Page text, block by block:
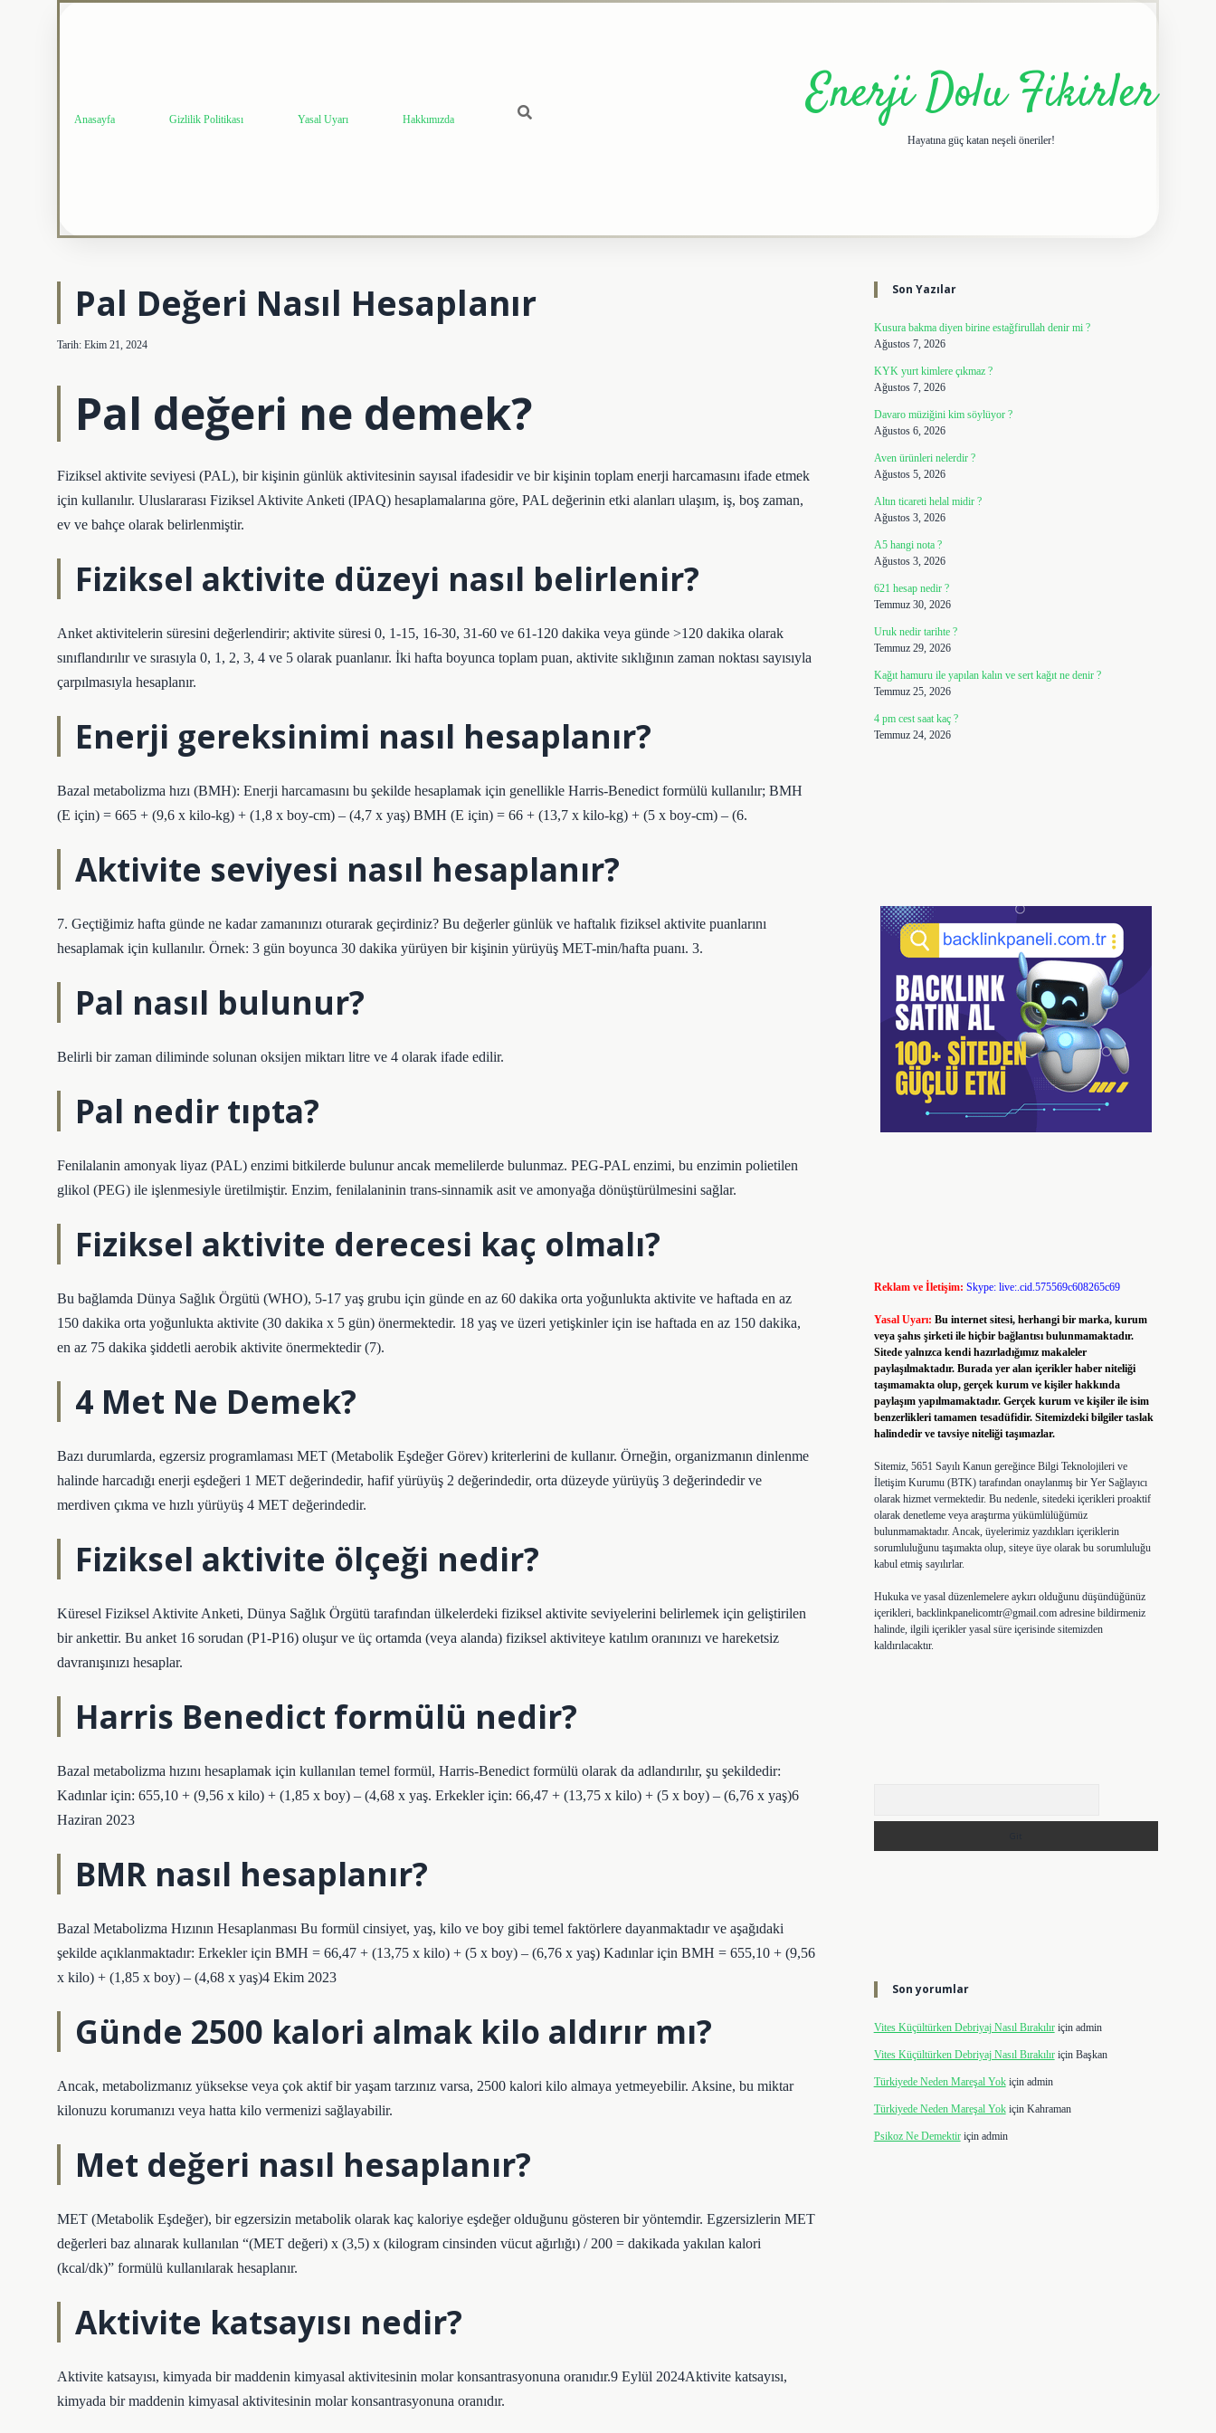
Anasayfa Gizlilik Politikası Yasal Uyarı Hakkımızda Enerji Dolu Fikirler
Hayatına güç katan neşeli öneriler!
Pal Değeri Nasıl Hesaplanır
Tarih: Ekim 21, 2024
Pal değeri ne demek?
Fiziksel aktivite seviyesi (PAL), bir kişinin günlük aktivitesinin sayısal ifadesidir ve bir kişinin toplam enerji harcamasını ifade etmek
için kullanılır. Uluslararası Fiziksel Aktivite Anketi (IPAQ) hesaplamalarına göre, PAL değerinin etki alanları ulaşım, iş, boş zaman,
ev ve bahçe olarak belirlenmiştir.
Fiziksel aktivite düzeyi nasıl belirlenir?
Anket aktivitelerin süresini değerlendirir; aktivite süresi 0, 1-15, 16-30, 31-60 ve 61-120 dakika veya günde >120 dakika olarak
sınıflandırılır ve sırasıyla 0, 1, 2, 3, 4 ve 5 olarak puanlanır. İki hafta boyunca toplam puan, aktivite sıklığının zaman noktası sayısıyla
çarpılmasıyla hesaplanır.
Enerji gereksinimi nasıl hesaplanır?
Bazal metabolizma hızı (BMH): Enerji harcamasını bu şekilde hesaplamak için genellikle Harris-Benedict formülü kullanılır; BMH
(E için) = 665 + (9,6 x kilo-kg) + (1,8 x boy-cm) – (4,7 x yaş) BMH (E için) = 66 + (13,7 x kilo-kg) + (5 x boy-cm) – (6.
Aktivite seviyesi nasıl hesaplanır?
7. Geçtiğimiz hafta günde ne kadar zamanınızı oturarak geçirdiniz? Bu değerler günlük ve haftalık fiziksel aktivite puanlarını
hesaplamak için kullanılır. Örnek: 3 gün boyunca 30 dakika yürüyen bir kişinin yürüyüş MET-min/hafta puanı. 3.
Pal nasıl bulunur?
Belirli bir zaman diliminde solunan oksijen miktarı litre ve 4 olarak ifade edilir.
Pal nedir tıpta?
Fenilalanin amonyak liyaz (PAL) enzimi bitkilerde bulunur ancak memelilerde bulunmaz. PEG-PAL enzimi, bu enzimin polietilen
glikol (PEG) ile işlenmesiyle üretilmiştir. Enzim, fenilalaninin trans-sinnamik asit ve amonyağa dönüştürülmesini sağlar.
Fiziksel aktivite derecesi kaç olmalı?
Bu bağlamda Dünya Sağlık Örgütü (WHO), 5-17 yaş grubu için günde en az 60 dakika orta yoğunlukta aktivite ve haftada en az
150 dakika orta yoğunlukta aktivite (30 dakika x 5 gün) önermektedir. 18 yaş ve üzeri yetişkinler için ise haftada en az 150 dakika,
en az 75 dakika şiddetli aerobik aktivite önermektedir (7).
4 Met Ne Demek?
Bazı durumlarda, egzersiz programlaması MET (Metabolik Eşdeğer Görev) kriterlerini de kullanır. Örneğin, organizmanın dinlenme
halinde harcadığı enerji eşdeğeri 1 MET değerindedir, hafif yürüyüş 2 değerindedir, orta düzeyde yürüyüş 3 değerindedir ve
merdiven çıkma ve hızlı yürüyüş 4 MET değerindedir.
Fiziksel aktivite ölçeği nedir?
Küresel Fiziksel Aktivite Anketi, Dünya Sağlık Örgütü tarafından ülkelerdeki fiziksel aktivite seviyelerini belirlemek için geliştirilen
bir ankettir. Bu anket 16 sorudan (P1-P16) oluşur ve üç ortamda (veya alanda) fiziksel aktiviteye katılım oranınızı ve hareketsiz
davranışınızı hesaplar.
Harris Benedict formülü nedir?
Bazal metabolizma hızını hesaplamak için kullanılan temel formül, Harris-Benedict formülü olarak da adlandırılır, şu şekildedir:
Kadınlar için: 655,10 + (9,56 x kilo) + (1,85 x boy) – (4,68 x yaş. Erkekler için: 66,47 + (13,75 x kilo) + (5 x boy) – (6,76 x yaş)6
Haziran 2023
BMR nasıl hesaplanır?
Bazal Metabolizma Hızının Hesaplanması Bu formül cinsiyet, yaş, kilo ve boy gibi temel faktörlere dayanmaktadır ve aşağıdaki
şekilde açıklanmaktadır: Erkekler için BMH = 66,47 + (13,75 x kilo) + (5 x boy) – (6,76 x yaş) Kadınlar için BMH = 655,10 + (9,56
x kilo) + (1,85 x boy) – (4,68 x yaş)4 Ekim 2023
Günde 2500 kalori almak kilo aldırır mı?
Ancak, metabolizmanız yüksekse veya çok aktif bir yaşam tarzınız varsa, 2500 kalori kilo almaya yetmeyebilir. Aksine, bu miktar
kilonuzu korumanızı veya hatta kilo vermenizi sağlayabilir.
Met değeri nasıl hesaplanır?
MET (Metabolik Eşdeğer), bir egzersizin metabolik olarak kaç kaloriye eşdeğer olduğunu gösteren bir yöntemdir. Egzersizlerin MET
değerleri baz alınarak kullanılan “(MET değeri) x (3,5) x (kilogram cinsinden vücut ağırlığı) / 200 = dakikada yakılan kalori
(kcal/dk)” formülü kullanılarak hesaplanır.
Aktivite katsayısı nedir?
Aktivite katsayısı, kimyada bir maddenin kimyasal aktivitesinin molar konsantrasyonuna oranıdır.9 Eylül 2024Aktivite katsayısı,
kimyada bir maddenin kimyasal aktivitesinin molar konsantrasyonuna oranıdır.
Sidebar
Son Yazılar
Kusura bakma diyen birine estağfirullah denir mi ?
Ağustos 7, 2026
KYK yurt kimlere çıkmaz ?
Ağustos 7, 2026
Davaro müziğini kim söylüyor ?
Ağustos 6, 2026
Aven ürünleri nelerdir ?
Ağustos 5, 2026
Altın ticareti helal midir ?
Ağustos 3, 2026
A5 hangi nota ?
Ağustos 3, 2026
621 hesap nedir ?
Temmuz 30, 2026
Uruk nedir tarihte ?
Temmuz 29, 2026
Kağıt hamuru ile yapılan kalın ve sert kağıt ne denir ?
Temmuz 25, 2026
4 pm cest saat kaç ?
Temmuz 24, 2026
Reklam ve İletişim: Skype: live:.cid.575569c608265c69
Yasal Uyarı: Bu internet sitesi, herhangi bir marka, kurum
veya şahıs şirketi ile hiçbir bağlantısı bulunmamaktadır.
Sitede yalnızca kendi hazırladığımız makaleler
paylaşılmaktadır. Burada yer alan içerikler haber niteliği
taşımamakta olup, gerçek kurum ve kişiler hakkında
paylaşım yapılmamaktadır. Gerçek kurum ve kişiler ile isim
benzerlikleri tamamen tesadüfidir. Sitemizdeki bilgiler taslak
halindedir ve tavsiye niteliği taşımazlar.
Sitemiz, 5651 Sayılı Kanun gereğince Bilgi Teknolojileri ve
İletişim Kurumu (BTK) tarafından onaylanmış bir Yer Sağlayıcı
olarak hizmet vermektedir. Bu nedenle, sitedeki içerikleri proaktif
olarak denetleme veya araştırma yükümlülüğümüz
bulunmamaktadır. Ancak, üyelerimiz yazdıkları içeriklerin
sorumluluğunu taşımakta olup, siteye üye olarak bu sorumluluğu
kabul etmiş sayılırlar.
Hukuka ve yasal düzenlemelere aykırı olduğunu düşündüğünüz
içerikleri, backlinkpanelicomtr@gmail.comadresine bildirmeniz
halinde, ilgili içerikler yasal süre içerisinde sitemizden
kaldırılacaktır.
Son yorumlar
Vites Küçültürken Debriyaj Nasıl Bırakılıriçin admin
Vites Küçültürken Debriyaj Nasıl Bırakılıriçin Başkan
Türkiyede Neden Mareşal Yokiçin admin
Türkiyede Neden Mareşal Yokiçin Kahraman
Psikoz Ne Demektiriçin admin